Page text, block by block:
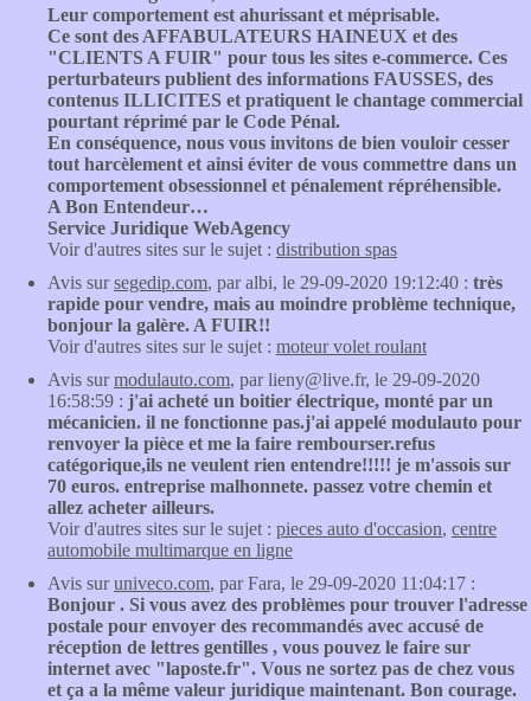
Leur comportement est ahurissant et méprisable.
Ce sont des AFFABULATEURS HAINEUX et des
"CLIENTS A FUIR" pour tous les sites e-commerce. Ces
perturbateurs publient des informations FAUSSES, des
contenus ILLICITES et pratiquent le chantage commercial
pourtant réprimé par le Code Pénal.
En conséquence, nous vous invitons de bien vouloir cesser
tout harcèlement et ainsi éviter de vous commettre dans un
comportement obsessionnel et pénalement répréhensible.
A Bon Entendeur…
Service Juridique WebAgency
Voir d'autres sites sur le sujet : distribution spas
Avis sursegedip.com, par albi, le 29-09-2020 19:12:40 : très
rapide pour vendre, mais au moindre problème technique,
bonjour la galère. A FUIR!!
Voir d'autres sites sur le sujet : moteur volet roulant
Avis surmodulauto.com, par lieny@live.fr, le 29-09-2020
16:58:59 : j'ai acheté un boitier électrique, monté par un
mécanicien. il ne fonctionne pas.j'ai appelé modulauto pour
renvoyer la pièce et me la faire rembourser.refus
catégorique,ils ne veulent rien entendre!!!!! je m'assois sur
70 euros. entreprise malhonnete. passez votre chemin et
allez acheter ailleurs.
Voir d'autres sites sur le sujet : pieces auto d'occasion, centre
automobile multimarque en ligne
Avis suruniveco.com, par Fara, le 29-09-2020 11:04:17 :
Bonjour . Si vous avez des problèmes pour trouver l'adresse
postale pour envoyer des recommandés avec accusé de
réception de lettres gentilles , vous pouvez le faire sur
internet avec "laposte.fr". Vous ne sortez pas de chez vous
et ça a la même valeur juridique maintenant. Bon courage.